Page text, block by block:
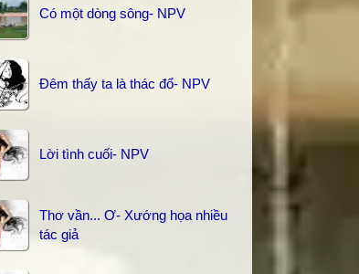
Có một dòng sông- NPV
Đêm thấy ta là thác đổ- NPV
Lời tình cuối- NPV
Thơ vần... Ơ- Xướng họa nhiều
tác giả